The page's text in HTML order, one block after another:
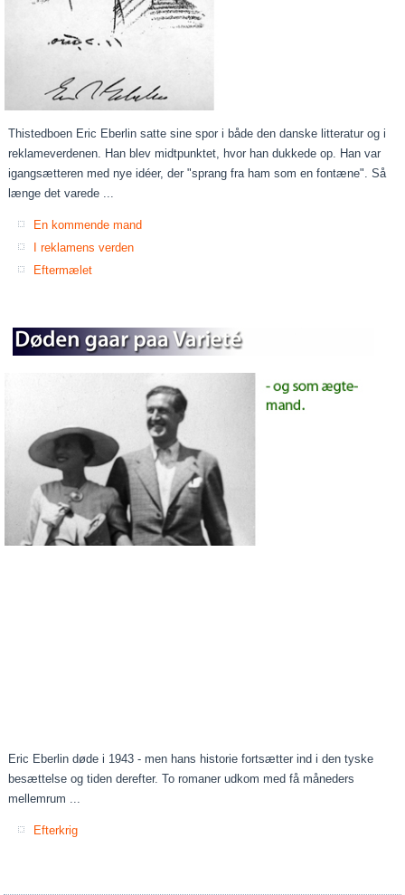
Thistedboen Eric Eberlin satte sine spor i både den danske litteratur og i
reklameverdenen. Han blev midtpunktet, hvor han dukkede op. Han var
igangsætteren med nye idéer, der "sprang fra ham som en fontæne". Så
længe det varede ...
En kommende mand
I reklamens verden
Eftermælet
Eric Eberlin døde i 1943 - men hans historie fortsætter ind i den tyske
besættelse og tiden derefter. To romaner udkom med få måneders
mellemrum ...
Efterkrig